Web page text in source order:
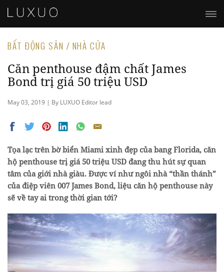
BẤT ĐỘNG SẢN / NHÀ CỬA
Căn penthouse đậm chất James
Bond trị giá 50 triệu USD
May 03, 2019 | By LUXUO Editor lead
Tọa lạc trên bờ biển Miami xinh đẹp của bang Florida, căn
hộ penthouse trị giá 50 triệu USD đang thu hút sự quan
tâm của giới nhà giàu. Được ví như ngôi nhà “thần thánh”
của điệp viên 007 James Bond, liệu căn hộ penthouse này
sẽ về tay ai trong thời gian tới?